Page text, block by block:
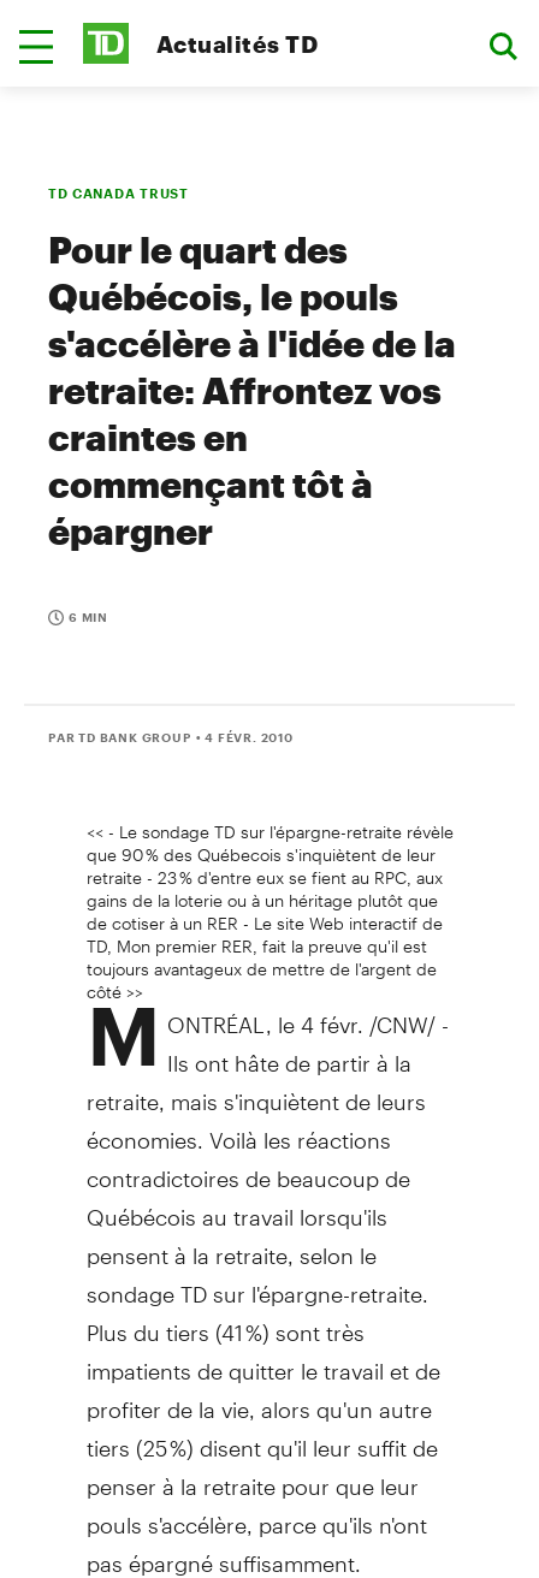
Actualités TD
TD CANADA TRUST
Pour le quart des
Québécois, le pouls
s'accélère à l'idée de la
retraite: Affrontez vos
craintes en
commençant tôt à
épargner
6 MIN
PAR TD BANK GROUP • 4 FÉVR. 2010
<< - Le sondage TD sur l'épargne-retraite révèle
que 90 % des Québecois s'inquiètent de leur
retraite - 23 % d'entre eux se fient au RPC, aux
gains de la loterie ou à un héritage plutôt que
de cotiser à un RER - Le site Web interactif de
TD, Mon premier RER, fait la preuve qu'il est
toujours avantageux de mettre de l'argent de
côté >>
M ONTRÉAL, le 4 févr. /CNW/ -
Ils ont hâte de partir à la
retraite, mais s'inquiètent de leurs
économies. Voilà les réactions
contradictoires de beaucoup de
Québécois au travail lorsqu'ils
pensent à la retraite, selon le
sondage TD sur l'épargne-retraite.
Plus du tiers (41 %) sont très
impatients de quitter le travail et de
profiter de la vie, alors qu'un autre
tiers (25 %) disent qu'il leur suffit de
penser à la retraite pour que leur
pouls s'accélère, parce qu'ils n'ont
pas épargné suffisamment.